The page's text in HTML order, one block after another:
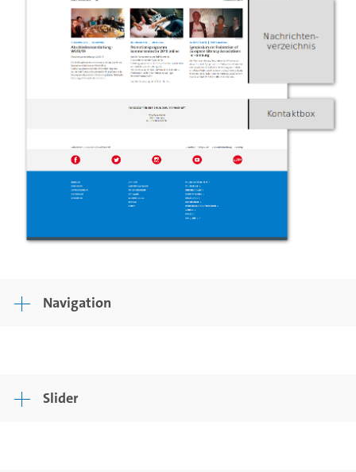
Navigation
Slider